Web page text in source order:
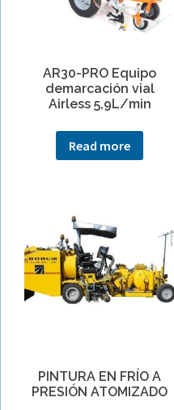
AR30-PRO Equipo
demarcación vial
Airless 5,9L/min
Read more
PINTURA EN FRÍO A
PRESIÓN ATOMIZADO